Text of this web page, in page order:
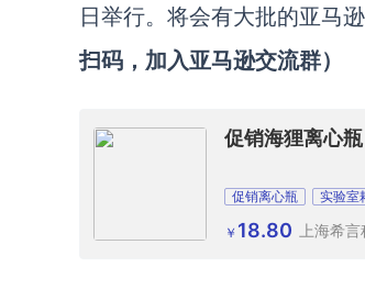
日举行。将会有大批的亚马
扫码 ， 加入亚马逊交流群）
促销海狸离心
促销离心瓶 实验室
￥ 18.80 上海希